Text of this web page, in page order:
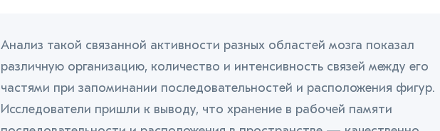
Анализ такой связанной активности разных областей мозга показал
различную организацию, количество и интенсивность связей между его
частями при запоминании последовательностей и расположения фигур.
Исследователи пришли к выводу, что хранение в рабочей памяти